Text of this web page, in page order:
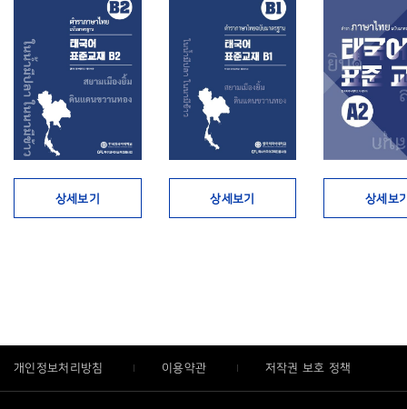
상세보기 상세보기 상세보
개인정보처리방침 이용약관 저작권 보호 정책